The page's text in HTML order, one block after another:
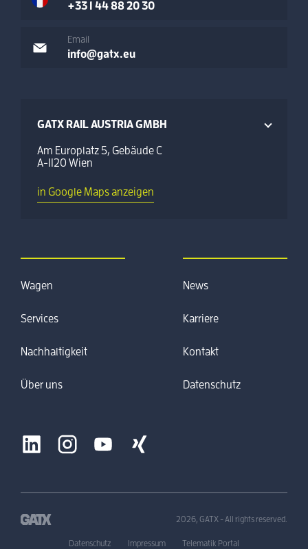
+33 1 44 88 20 30
Email
info@gatx.eu
GATX RAIL AUSTRIA GMBH
Am Europlatz 5, Gebäude C
A-1120 Wien
in Google Maps anzeigen
Wagen
Services
Nachhaltigkeit
Über uns
News
Karriere
Kontakt
Datenschutz
2026, GATX - All rights reserved.
Datenschutz Impressum Telematik Portal